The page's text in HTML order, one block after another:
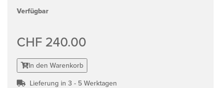
Verfügbar
CHF 240.00
In den Warenkorb
Lieferung in 3 - 5 Werktagen